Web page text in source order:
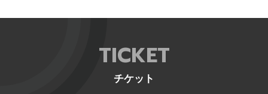
TICKET
チケット